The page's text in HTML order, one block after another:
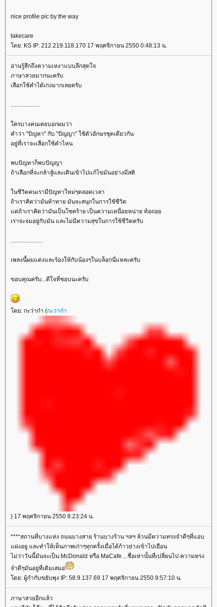
nice profile pic by the way
takecare
ดย: KS IP: 212.219.118.170 17 พฤศจิกายน 2550 0:48:13 น.
อ่านรู้สึกถึงความเหงาแบบลึกสุดใจ
ภาษาสวยมากนะครับ
เลือกใช้คำได้เก่งมากเลยครับ
....................
ครบางคนเคยบอกผมว่า
คำว่า "ปัญหา" กับ "ปัญญา" ใช้ตัวอักษรชุดเดียวกัน
อยู่ที่เราจะเลือกใช้คำไหน
พบปัญหาก็พบปัญญา
ถ้าเลือกที่จะกล้าสู้และเดินเข้าไปแก้ไขมันอย่างมีสติ
นชีวิตคนเรามีปัญหาใหม่ๆตลอดเวลา
ถ้าเราคิดว่ามันท้าทาย มันจะสนุกในการใช้ชีวิต
ต่ถ้าเราคิดว่ามันเป็นโชคร้าย เป็นความเหนื่อยหน่าย ท้อถอ
เราจะจมอยู่กับมัน และไม่มีความสุขในการใช้ชีวิตครับ
......................
เพลงนี้ผมแต่งและร้องให้กับน้องๆในบล็อกนี่แหละครับ
ขอบคุณครับ...ดีใจที่ชอบนะครับ
ดย: กะว่าก๋า (กะว่าก๋า
) 17 พฤศจิกายน 2550 8:23:24 น.
****สถานที่บางแห่ง ถนนบางสาย ร้านบางร้าน ฯลฯ ล้วนมีความทรงจำดีๆที่แอบ
ฝงอยู และทำให้เห็นภาพเก่าๆทุกครั้งเมื่อได้ก้าวย่างเข้าไปเยือน
ไม่ว่าวันนี้มันจะเป็น McDonald หรือ MaCafe....ชื่อเท่านั้นที่เปลี่ยนไป ความทรง
จำดีๆมันอยู่ที่เดิมเสมอ
ดย: ผู้กำกับขยับพุง IP: 58.9.137.69 17 พฤศจิกายน 2550 9:57:10 น.
ภาษาสวยอีกแล้ว